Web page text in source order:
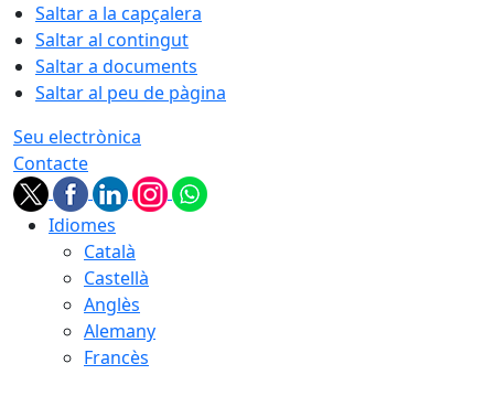
Saltar a la capçalera
Saltar al contingut
Saltar a documents
Saltar al peu de pàgina
Seu electrònica
Contacte
Idiomes
Català
Castellà
Anglès
Alemany
Francès